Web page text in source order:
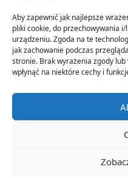
Aby zapewnić jak najlepsze
pliki cookie, do przechowywania
urządzeniu. Zgoda na te
jak zachowanie podczas
stronie. Brak wyrażenia zgody
wpłynąć na niektóre cechy i